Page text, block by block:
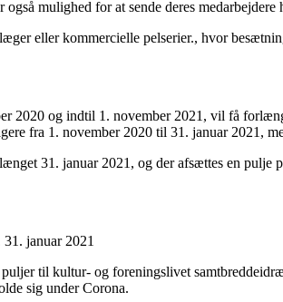
mulighed for at sende deres
eller kommercielle pelserier., hvor
2020 og indtil 1. november 2021, vil få
fra 1. november 2020 til 31. januar 2021,
31. januar 2021, og der afsættes en pulje
januar 2021
til kultur- og foreningslivet
sig under Corona.